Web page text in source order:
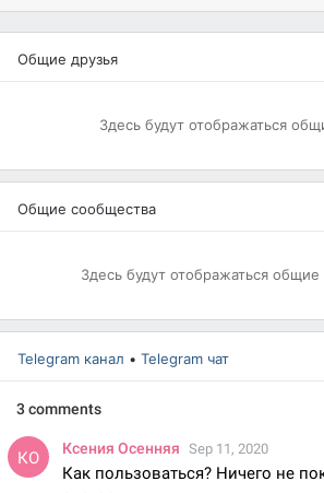
Общие друзья
Здесь будут отображаться
Общие сообщества
Здесь будут отображаться
Telegram канал • Telegram чат